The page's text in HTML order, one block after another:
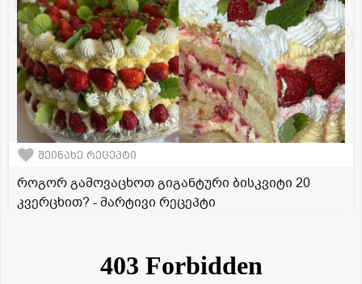
შეინახე რეცეპტი
როგორ გამოვაცხოთ გიგანტური ბისკვიტი 20
კვერცხით? - მარტივი რეცეპტი